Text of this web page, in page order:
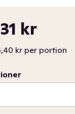
kr
kr per portion